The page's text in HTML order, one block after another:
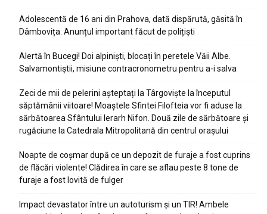
Adolescentă de 16 ani din Prahova, dată dispărută, găsită în
Dâmbovița. Anunțul important făcut de polițiști
Alertă în Bucegi! Doi alpiniști, blocați în peretele Văii Albe.
Salvamontiștii, misiune contracronometru pentru a-i salva
Zeci de mii de pelerini așteptați la Târgoviște la începutul
săptămânii viitoare! Moaștele Sfintei Filofteia vor fi aduse la
sărbătoarea Sfântului Ierarh Nifon. Două zile de sărbătoare și
rugăciune la Catedrala Mitropolitană din centrul orașului
Noapte de coșmar după ce un depozit de furaje a fost cuprins
de flăcări violente! Clădirea în care se aflau peste 8 tone de
furaje a fost lovită de fulger
Impact devastator între un autoturism și un TIR! Ambele